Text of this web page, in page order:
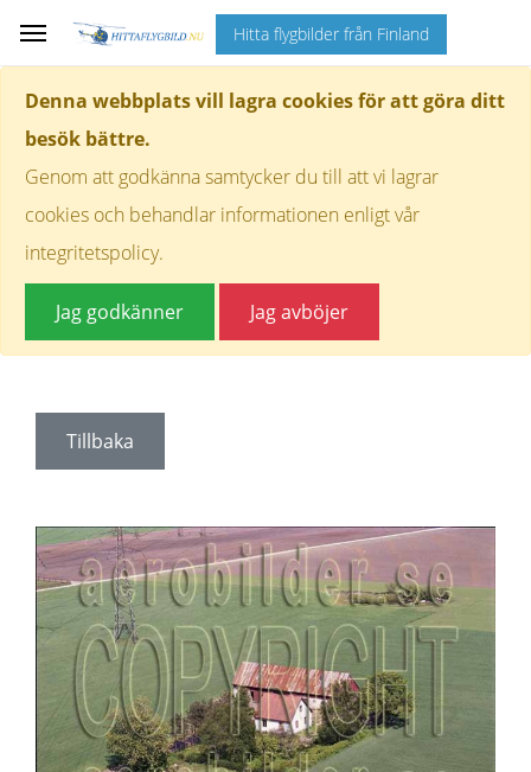
Denna webbplats vill lagra cookies för att göra ditt
besök bättre.
Genom att godkänna samtycker du till att vi lagrar
cookies och behandlar informationen enligt vår
integritetspolicy.
Jag godkänner Jag avböjer
Hitta flygbilder från Finland
Tillbaka